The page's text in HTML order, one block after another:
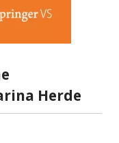
Herde